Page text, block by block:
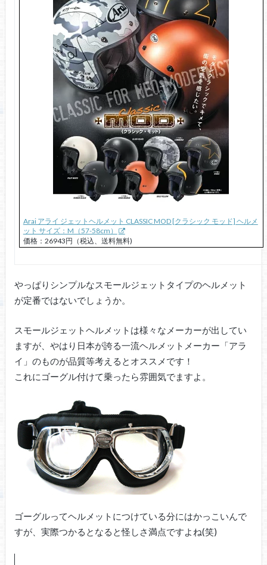
Arai アライ ジェットヘルメット CLASSIC MOD [クラシック モッド] ヘルメ
ット サイズ：M（57-58cm）
価格：26943円（税込、送料無料)
やっぱりシンプルなスモールジェットタイプのヘルメット
が定番ではないでしょうか。
スモールジェットヘルメットは様々なメーカーが出してい
ますが、やはり日本が誇る一流ヘルメットメーカー「アラ
イ」のものが品質等考えるとオススメです！
これにゴーグル付けて乗ったら雰囲気でますよ。
ゴーグルってヘルメットにつけている分にはかっこいんで
すが、実際つかるとなると怪しさ満点ですよね(笑)